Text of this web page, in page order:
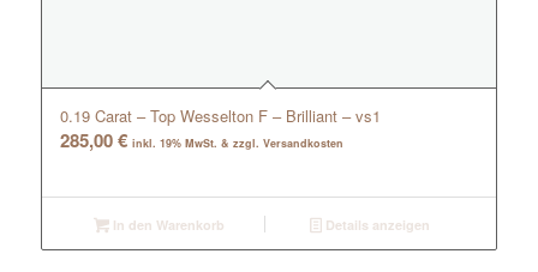
0.19 Carat – Top Wesselton F – Brilliant – vs1
285,00€ inkl. 19% MwSt. & zzgl. Versandkosten
In den Warenkorb Details anzeigen